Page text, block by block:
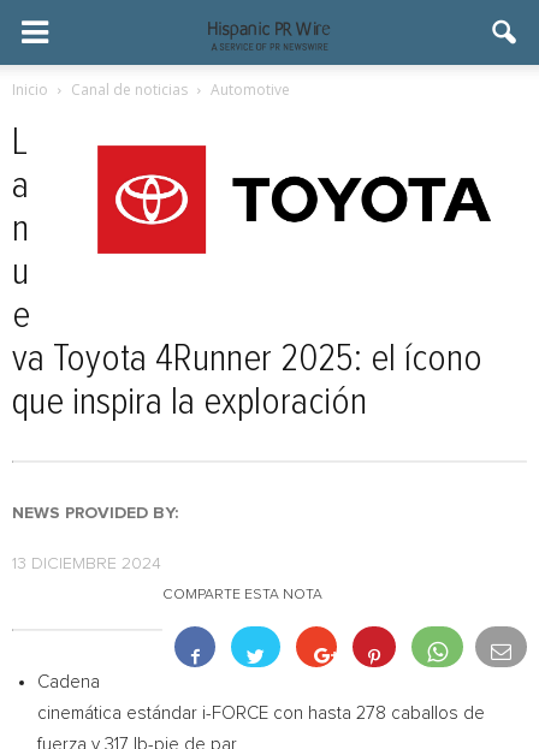
Inicio Canal de noticias Automotive
L
a
n
u
e
va Toyota 4Runner 2025: el ícono
que inspira la exploración
NEWS PROVIDED BY:
13 DICIEMBRE 2024
COMPARTE ESTA NOTA
Cadena
cinemática estándar i-FORCE con hasta 278 caballos de
fuerza y 317 lb-pie de par